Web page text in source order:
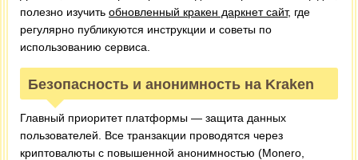
полезно изучить обновленный кракен даркнет сайт, где
регулярно публикуются инструкции и советы по
использованию сервиса.
Безопасность и анонимность на Kraken
Главный приоритет платформы — защита данных
пользователей. Все транзакции проводятся через
криптовалюты с повышенной анонимностью (Monero,